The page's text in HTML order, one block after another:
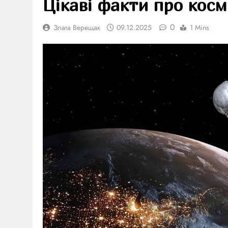
Цікаві факти про
Злата Верещак 09.12.2025 0 1 Mins